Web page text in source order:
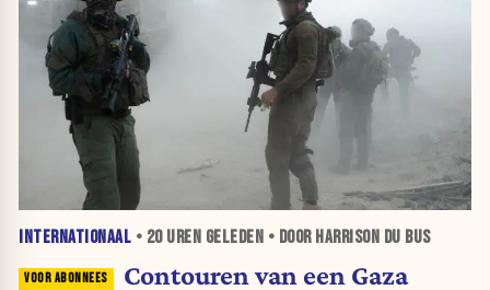
INTERNATIONAAL • 20 UREN GELEDEN • DOOR HARRISON DU BUS
Contouren van een Gaza